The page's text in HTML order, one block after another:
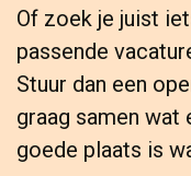
Of zoek je juist
passende
Stuur dan een
graag samen
goede plaats is